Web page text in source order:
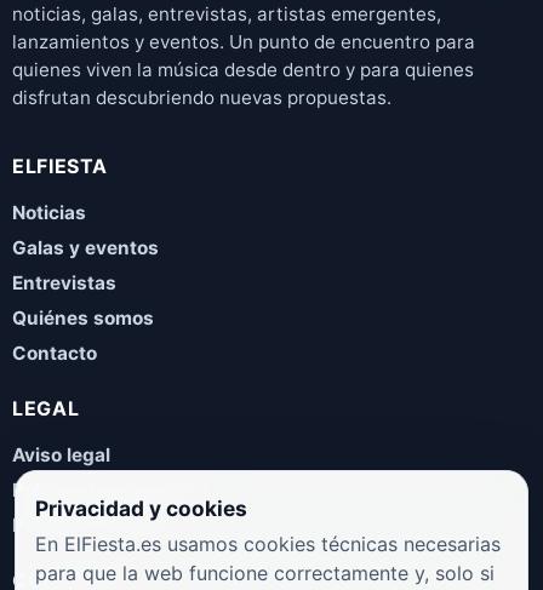
noticias, galas, entrevistas, artistas emergentes,
lanzamientos y eventos. Un punto de encuentro para
quienes viven la música desde dentro y para quienes
disfrutan descubriendo nuevas propuestas.
ELFIESTA
Noticias
Galas y eventos
Entrevistas
Quiénes somos
Contacto
LEGAL
Aviso legal
Política de privacidad
Política de cookies
COLABORA
Privacidad y cookies
En ElFiesta.es usamos cookies técnicas necesarias
para que la web funcione correctamente y, solo si